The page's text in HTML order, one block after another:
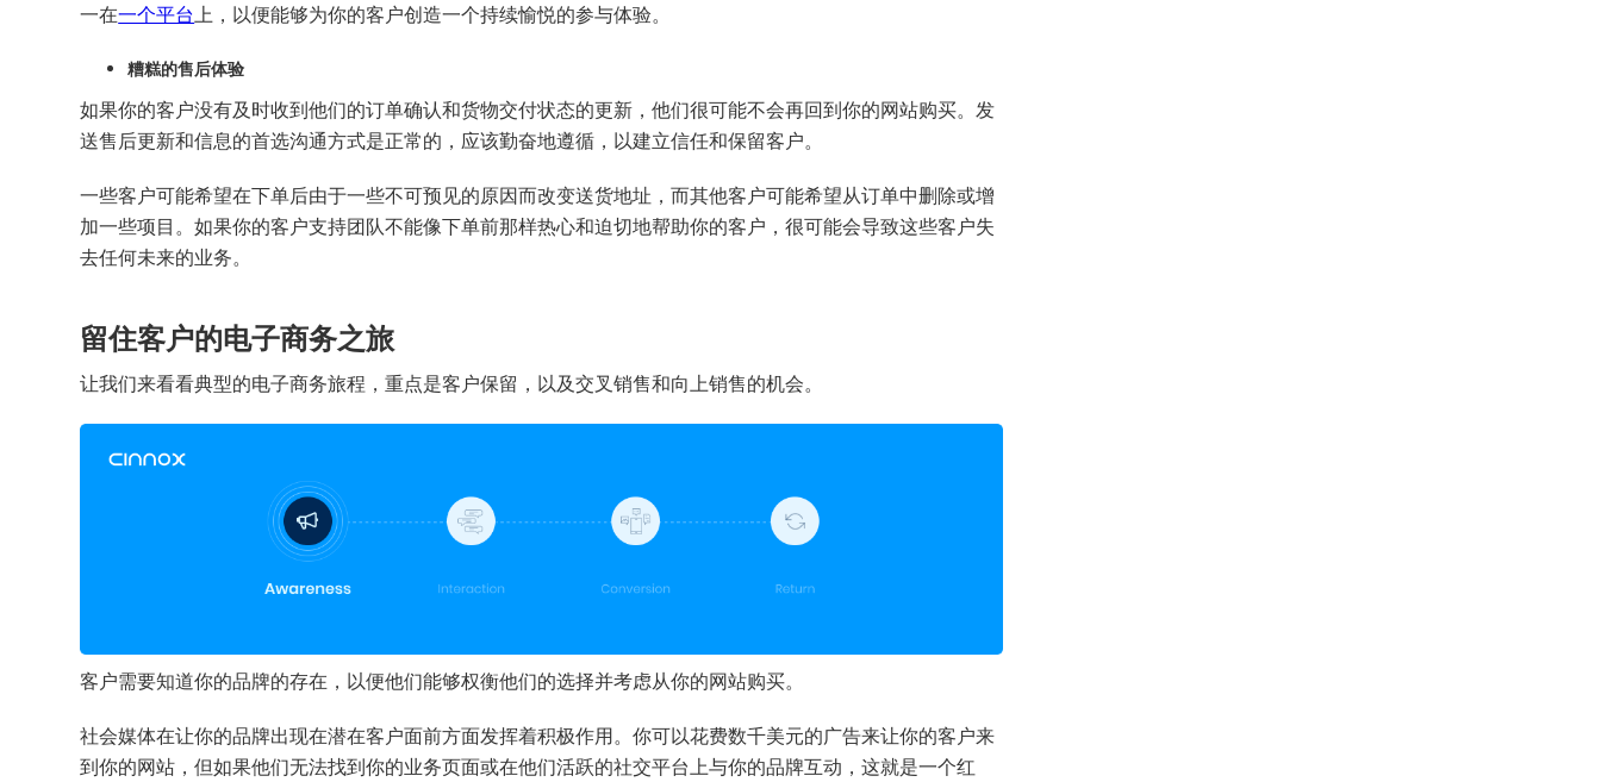
一在一个平台上，以便能够为你的客户创造一个持续愉悦的参与体验。
糟糕的售后体验
如果你的客户没有及时收到他们的订单确认和货物交付状态的更新，他们很可能不会再回到你的网站购买。发
送售后更新和信息的首选沟通方式是正常的，应该勤奋地遵循，以建立信任和保留客户。
一些客户可能希望在下单后由于一些不可预见的原因而改变送货地址，而其他客户可能希望从订单中删除或增
加一些项目。如果你的客户支持团队不能像下单前那样热心和迫切地帮助你的客户，很可能会导致这些客户失
去任何未来的业务。
留住客户的电子商务之旅
让我们来看看典型的电子商务旅程，重点是客户保留，以及交叉销售和向上销售的机会。
客户需要知道你的品牌的存在，以便他们能够权衡他们的选择并考虑从你的网站购买。
社会媒体在让你的品牌出现在潜在客户面前方面发挥着积极作用。你可以花费数千美元的广告来让你的客户来
到你的网站，但如果他们无法找到你的业务页面或在他们活跃的社交平台上与你的品牌互动，这就是一个红